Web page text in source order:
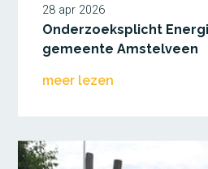
28 apr 2026
Onderzoeksplicht
gemeente Amstelveen
meer lezen